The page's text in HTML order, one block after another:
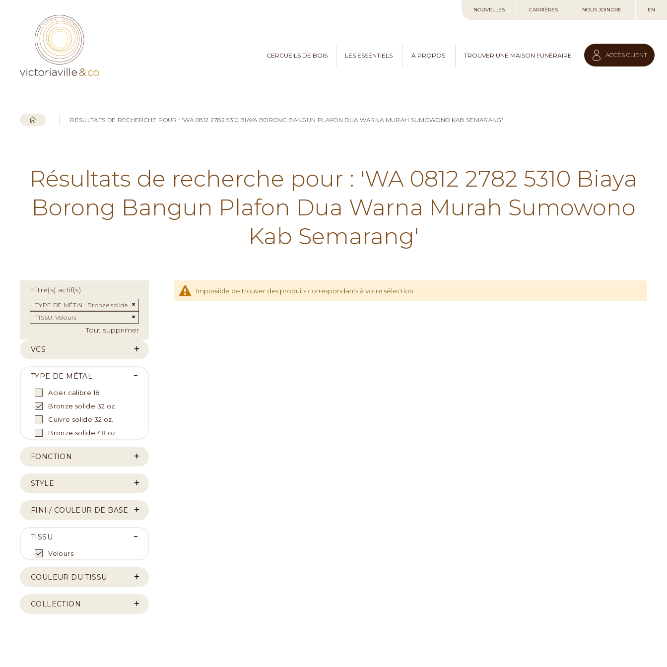
au
NOUVELLES CARRIÈRES NOUS JOINDRE EN
CERCUEILS DE BOIS LES ESSENTIELS À PROPOS TROUVER UNE MAISON FUNÉRAIRE ACCÈS CLIENT
RÉSULTATS DE RECHERCHE POUR : 'WA 0812 2782 5310 BIAYA BORONG BANGUN PLAFON DUA WARNA MURAH SUMOWONO KAB SEMARANG'
Résultats de recherche pour : 'WA 0812 2782 5310 Biaya
Borong Bangun Plafon Dua Warna Murah Sumowono
Kab Semarang'
Impossible de trouver des produits correspondants à votre sélection.
Filtre(s) actif(s)
TYPE DE MÉTAL Bronze solide 32 OZ.
Supprimer cet Élément
TISSU Velours
Tout supprimer
VCS
TYPE DE MÉTAL
Acier calibre 18
Bronze solide 32 oz.
Cuivre solide 32 oz.
Bronze solide 48 oz.
FONCTION
STYLE
FINI / COULEUR DE BASE
TISSU
Velours
COULEUR DU TISSU
COLLECTION